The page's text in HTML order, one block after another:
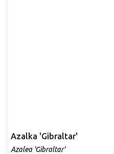
Azalka 'Gibraltar'
Azalea 'Gibraltar'